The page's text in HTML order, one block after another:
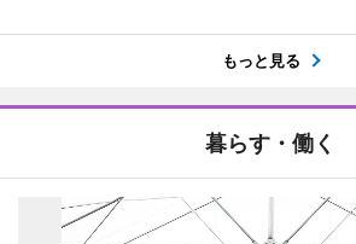
もっと見る
暮らす・働く